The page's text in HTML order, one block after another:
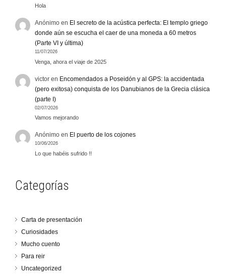
Hola
Anónimo en El secreto de la acústica perfecta: El templo griego
donde aún se escucha el caer de una moneda a 60 metros
(Parte VI y última)
11/07/2026
Venga, ahora el viaje de 2025
victor en Encomendados a Poseidón y al GPS: la accidentada
(pero exitosa) conquista de los Danubianos de la Grecia clásica
(parte I)
02/07/2026
Vamos mejorando
Anónimo en El puerto de los cojones
10/06/2026
Lo que habéis sufrido !!
Categorías
Carta de presentación
Curiosidades
Mucho cuento
Para reir
Uncategorized